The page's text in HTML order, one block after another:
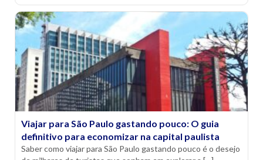
Viajar para São Paulo gastando pouco: O guia
definitivo para economizar na capital paulista
Saber como viajar para São Paulo gastando pouco é o desejo